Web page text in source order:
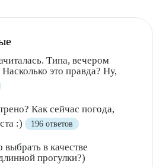
Типа, вечером
это правда? Ну,
Как сейчас погода,
:)
196 ответов
в качестве
прогулки?)